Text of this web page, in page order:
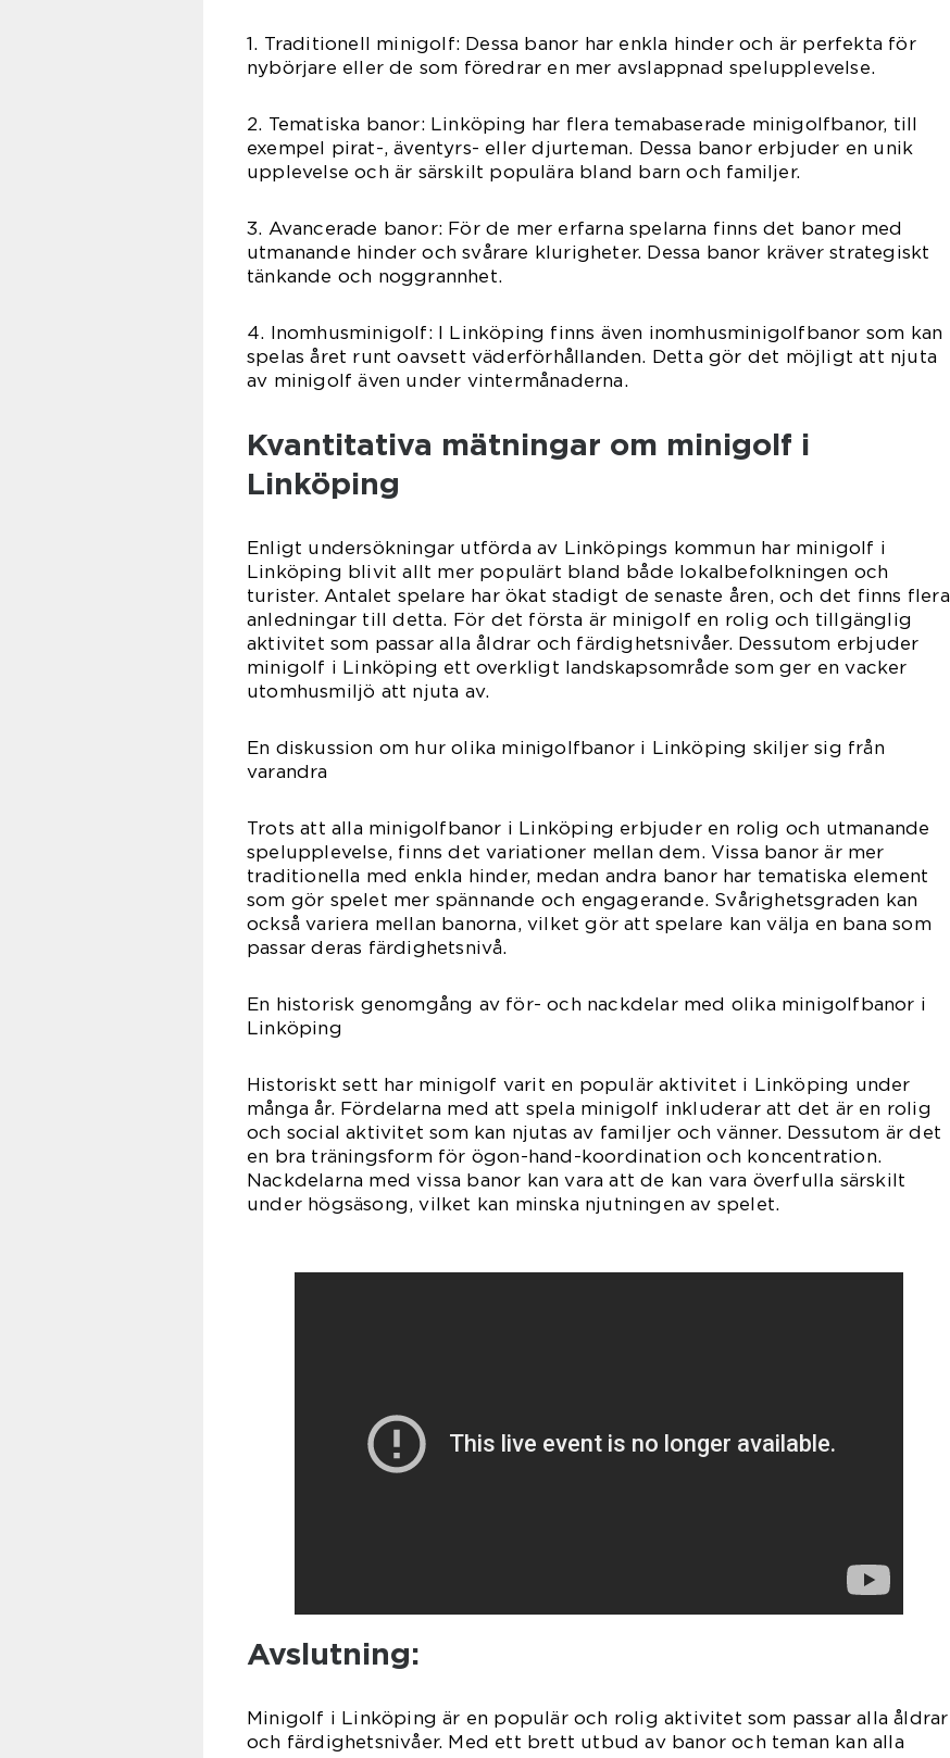
1. Traditionell minigolf: Dessa banor har enkla hinder och är perfekta för
nybörjare eller de som föredrar en mer avslappnad spelupplevelse.
2. Tematiska banor: Linköping har flera temabaserade minigolfbanor, till
exempel pirat-, äventyrs- eller djurteman. Dessa banor erbjuder en unik
upplevelse och är särskilt populära bland barn och familjer.
3. Avancerade banor: För de mer erfarna spelarna finns det banor med
utmanande hinder och svårare klurigheter. Dessa banor kräver strategiskt
tänkande och noggrannhet.
4. Inomhusminigolf: I Linköping finns även inomhusminigolfbanor som kan
spelas året runt oavsett väderförhållanden. Detta gör det möjligt att njuta
av minigolf även under vintermånaderna.
Kvantitativa mätningar om minigolf i
Linköping
Enligt undersökningar utförda av Linköpings kommun har minigolf i
Linköping blivit allt mer populärt bland både lokalbefolkningen och
turister. Antalet spelare har ökat stadigt de senaste åren, och det finns flera
anledningar till detta. För det första är minigolf en rolig och tillgänglig
aktivitet som passar alla åldrar och färdighetsnivåer. Dessutom erbjuder
minigolf i Linköping ett overkligt landskapsområde som ger en vacker
utomhusmiljö att njuta av.
En diskussion om hur olika minigolfbanor i Linköping skiljer sig från
varandra
Trots att alla minigolfbanor i Linköping erbjuder en rolig och utmanande
spelupplevelse, finns det variationer mellan dem. Vissa banor är mer
traditionella med enkla hinder, medan andra banor har tematiska element
som gör spelet mer spännande och engagerande. Svårighetsgraden kan
också variera mellan banorna, vilket gör att spelare kan välja en bana som
passar deras färdighetsnivå.
En historisk genomgång av för- och nackdelar med olika minigolfbanor i
Linköping
Historiskt sett har minigolf varit en populär aktivitet i Linköping under
många år. Fördelarna med att spela minigolf inkluderar att det är en rolig
och social aktivitet som kan njutas av familjer och vänner. Dessutom är det
en bra träningsform för ögon-hand-koordination och koncentration.
Nackdelarna med vissa banor kan vara att de kan vara överfulla särskilt
under högsäsong, vilket kan minska njutningen av spelet.
Avslutning:
Minigolf i Linköping är en populär och rolig aktivitet som passar alla åldrar
och färdighetsnivåer. Med ett brett utbud av banor och teman kan alla